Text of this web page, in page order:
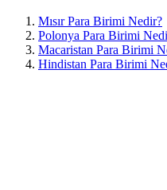
Mısır Para Birimi Nedir?
Polonya Para Birimi
Macaristan Para Birimi
Hindistan Para Birimi